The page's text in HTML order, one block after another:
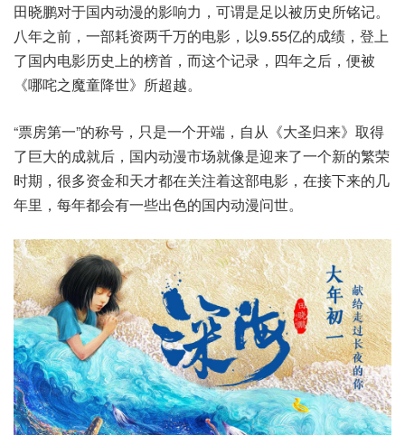
田晓鹏对于国内动漫的影响力，可谓是足以被历史所铭记。
八年之前，一部耗资两千万的电影，以9.55亿的成绩，登上
了国内电影历史上的榜首，而这个记录，四年之后，便被
《哪咤之魔童降世》所超越。
“票房第一”的称号，只是一个开端，自从《大圣归来》取得
了巨大的成就后，国内动漫市场就像是迎来了一个新的繁荣
时期，很多资金和天才都在关注着这部电影，在接下来的几
年里，每年都会有一些出色的国内动漫问世。